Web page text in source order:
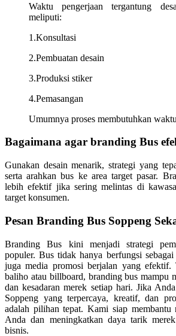
Waktu pengerjaan tergantung
meliputi:
1.Konsultasi
2.Pembuatan desain
3.Produksi stiker
4.Pemasangan
Umumnya proses membutuhkan
Bagaimana agar branding Bus
Gunakan desain menarik, strategi yang
serta arahkan bus ke area target pasar.
lebih efektif jika sering melintas di
target konsumen.
Pesan Branding Bus Soppeng
Branding Bus kini menjadi strategi
populer. Bus tidak hanya berfungsi sebagai
juga media promosi berjalan yang efektif.
baliho atau billboard, branding bus mampu
dan kesadaran merek setiap hari. Jika
Soppeng yang terpercaya, kreatif, dan
adalah pilihan tepat. Kami siap membantu
Anda dan meningkatkan daya tarik
bisnis.